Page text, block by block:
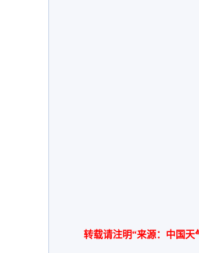
转载请注明“来源：中国天